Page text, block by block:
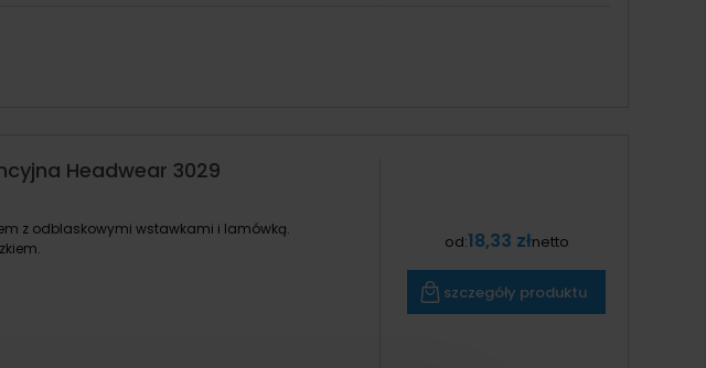
Headwear 3029
z odblaskowymi wstawkami i lamówką.
od:18,33 złnetto
szczegóły produktu